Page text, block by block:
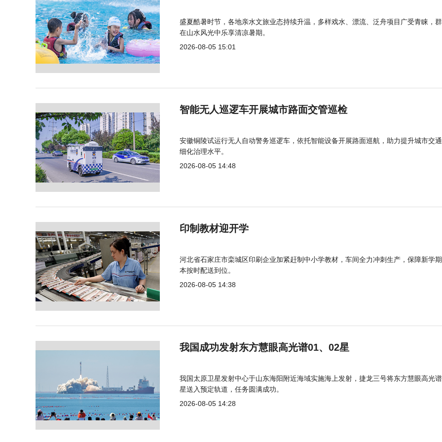
盛夏酷暑时节，各地亲水文旅业态持续升温，多样戏水、漂流、泛舟项目广受青睐，
在山水风光中乐享清凉暑期。
2026-08-05 15:01
智能无人巡逻车开展城市路面交管巡检
安徽铜陵试运行无人自动警务巡逻车，依托智能设备开展路面巡航，助力提升城市交
细化治理水平。
2026-08-05 14:48
印制教材迎开学
河北省石家庄市栾城区印刷企业加紧赶制中小学教材，车间全力冲刺生产，保障新学
本按时配送到位。
2026-08-05 14:38
我国成功发射东方慧眼高光谱01、02星
我国太原卫星发射中心于山东海阳附近海域实施海上发射，捷龙三号将东方慧眼高光
星送入预定轨道，任务圆满成功。
2026-08-05 14:28